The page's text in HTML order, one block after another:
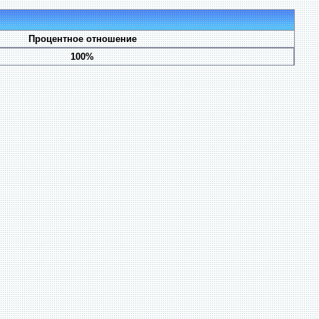
Процентное отношение
100%